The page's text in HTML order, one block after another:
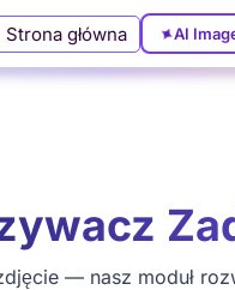
Strona główna ✦AI
— nasz moduł